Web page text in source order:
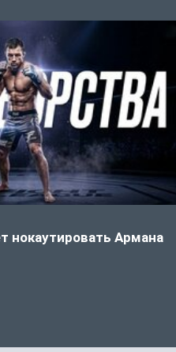
нокаутировать Армана